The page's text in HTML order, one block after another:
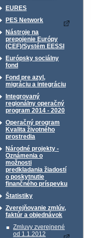
EURES
PES Network
Nástroje na
prepojenie Európy
(CEF)/Systém EESSI
Európsky sociálny
fond
Fond pre azyl,
migráciu a integráciu
Integrovaný
regionálny operačný
program 2014 - 2020
Operačný program
Kvalita životného
prostredia
Národné projekty -
Oznámenia o
možnosti
predkladania žiadostí
o poskytnutie
finančného príspevku
Štatistiky
Zverejňovanie zmlúv,
faktúr a objednávok
Zmluvy zverejnené
od 1.1.2012